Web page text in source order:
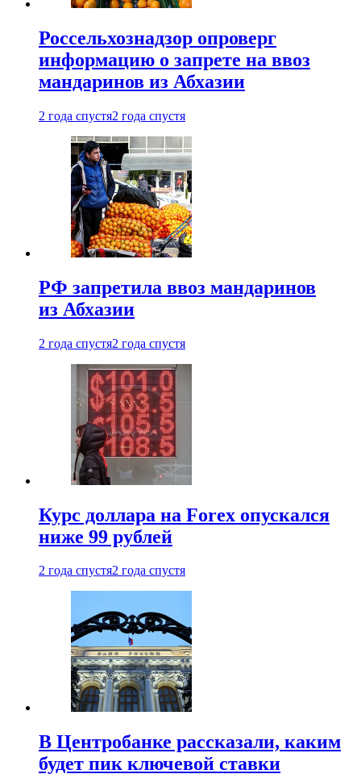
Россельхознадзор опроверг
информацию о запрете на ввоз
мандаринов из Абхазии
2 года спустя2 года спустя
РФ запретила ввоз мандаринов
из Абхазии
2 года спустя2 года спустя
Курс доллара на Forex опускался
ниже 99 рублей
2 года спустя2 года спустя
В Центробанке рассказали, каким
будет пик ключевой ставки